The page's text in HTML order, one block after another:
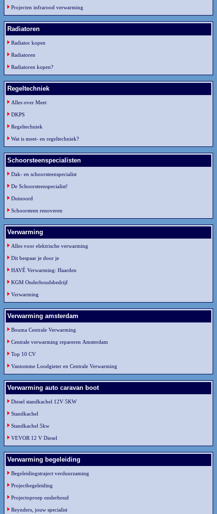
Projecten infrarood verwarming
Radiatoren
Radiator kopen
Radiatoren
Radiatoren kopen?
Regeltechniek
Alles over Meet
DKPS
Regeltechniek
Wat is meet- en regeltechniek?
Schoorsteenspecialisten
Dak- en schoorsteenspecialist
De Schoorsteenspecialist!
Duinoord
Schoorsteen renoveren
Verwarming
Alles voor elektrische verwarming
Dit bespaar je door je
HAVÉ Verwarming: Haarden
KGM Onderhoudsbedrijf
Verwarming
Verwarming amsterdam
Bouma Centrale Verwarming
Centrale verwarming repareren Amsterdam
Top 10 CV
Vantomme Loodgieter en Centrale Verwarming
Verwarming auto caravan boot
Diesel standkachel 12V 5KW
Standkachel
Standkachel 5kw
VEVOR 12 V Diesel
Verwarming begeleiding
Begeleidingstraject verduurzaming
Projectbegeleiding
Projectoproep onderhoud
Reynders, jouw specialist